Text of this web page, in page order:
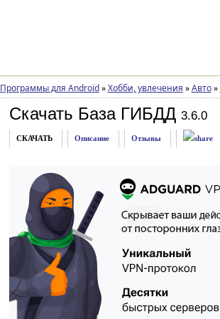
Программы для Android » Хобби, увлечения » Авто »
Скачать База ГИБДД 3.6.0
СКАЧАТЬ Описание Отзывы